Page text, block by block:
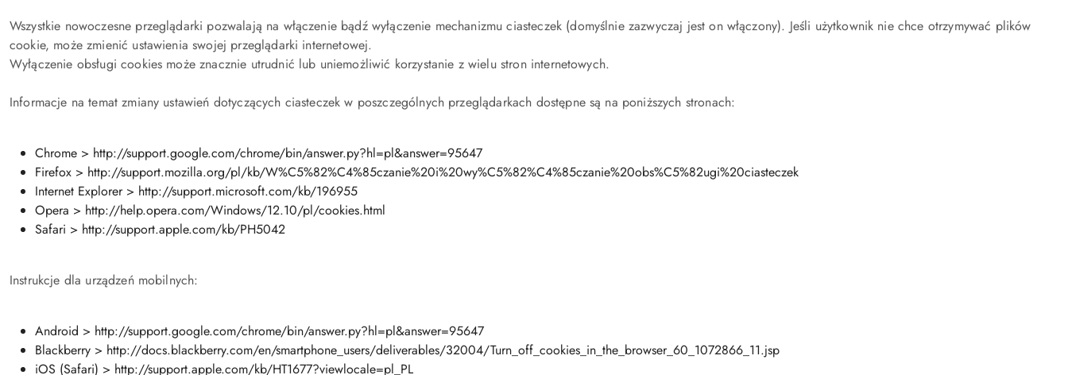
Wszystkie nowoczesne przeglądarki pozwalają na włączenie bądź wyłączenie mechanizmu ciasteczek (domyślnie zazwyczaj jest on włączony). Jeśli użytkownik nie chce otrzymywać plików
cookie, może zmienić ustawienia swojej przeglądarki internetowej.
Wyłączenie obsługi cookies może znacznie utrudnić lub uniemożliwić korzystanie z wielu stron internetowych.
Informacje na temat zmiany ustawień dotyczących ciasteczek w poszczególnych przeglądarkach dostępne są na poniższych stronach:
Chrome > http://support.google.com/chrome/bin/answer.py?hl=pl&answer=95647
Firefox > http://support.mozilla.org/pl/kb/W%C5%82%C4%85czanie%20i%20wy%C5%82%C4%85czanie%20obs%C5%82ugi%20ciasteczek
Internet Explorer > http://support.microsoft.com/kb/196955
Opera > http://help.opera.com/Windows/12.10/pl/cookies.html
Safari > http://support.apple.com/kb/PH5042
Instrukcje dla urządzeń mobilnych:
Android > http://support.google.com/chrome/bin/answer.py?hl=pl&answer=95647
Blackberry > http://docs.blackberry.com/en/smartphone_users/deliverables/32004/Turn_off_cookies_in_the_browser_60_1072866_11.jsp
iOS (Safari) > http://support.apple.com/kb/HT1677?viewlocale=pl_PL